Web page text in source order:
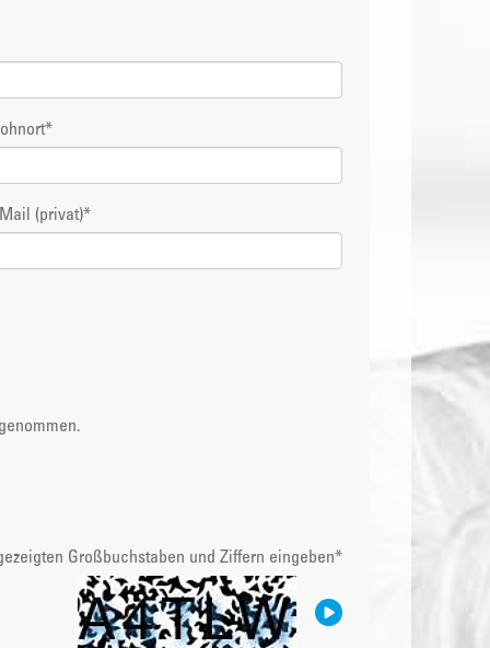
*
(privat)*
Großbuchstaben und Ziffern eingeben*